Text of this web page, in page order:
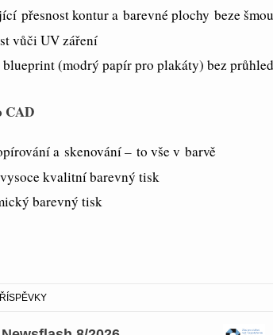
přesnost kontur a barevné plochy beze
vůči UV záření
(modrý papír pro plakáty) bez
CAD
a skenování – to vše v barvě
kvalitní barevný tisk
barevný tisk